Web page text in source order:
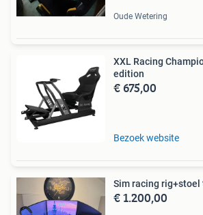
Oude Wetering
XXL Racing
edition
€ 675,00
Bezoek website
Sim racing rig+stoel
€ 1.200,00